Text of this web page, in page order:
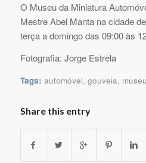
O Museu da Miniatura
Mestre Abel Manta na cidade
terça a domingo das 09:00 às
Fotografia: Jorge Estrela
Tags: automóvel, gouveia, museu
Share this entry